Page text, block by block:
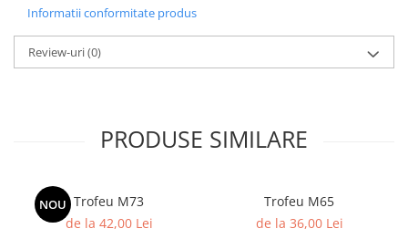
Informatii conformitate produs
Review-uri(0)
PRODUSE SIMILARE
NOU Trofeu M73
de la 42,00 Lei
Trofeu M65
de la 36,00 Lei